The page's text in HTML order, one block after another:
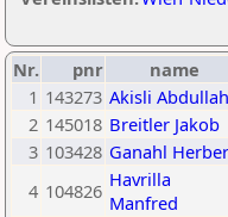
Nr. pnr name
1 143273 Akisli Abdullah
2 145018 Breitler Jakob
3 103428 Ganahl
4 104826 Havrilla
Manfred